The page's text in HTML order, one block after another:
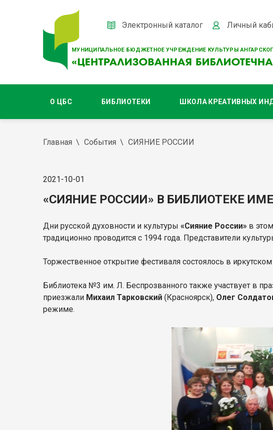
МУНИЦИПАЛЬНОЕ БЮДЖЕТНОЕ УЧРЕЖДЕНИЕ КУЛЬТУРЫ
Электронный каталог Личный
О ЦБС БИБЛИОТЕКИ ШКОЛА КРЕАТИВНЫХ
Главная События СИЯНИЕ РОССИИ
2021-10-01
«СИЯНИЕ РОССИИ» В БИБЛИОТЕКЕ
Дни русской духовности и культуры «Сияние России» в
традиционно проводится с 1994 года. Представители
Торжественное открытие фестиваля состоялось в
Библиотека №3 им. Л. Беспрозванного также участвует в
приезжали Михаил Тарковский (Красноярск), Олег
режиме.